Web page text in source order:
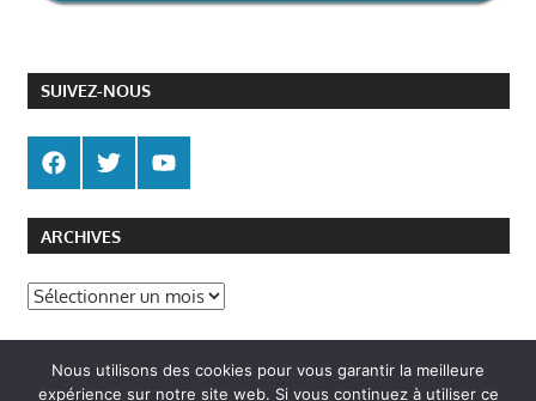
SUIVEZ-NOUS
ARCHIVES
Archives
Politique de confidentialité
Nous utilisons des cookies pour vous garantir la meilleure
expérience sur notre site web. Si vous continuez à utiliser ce